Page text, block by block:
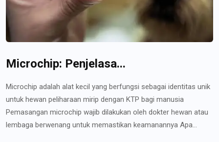
Microchip: Penjelasa...
Microchip adalah alat kecil yang berfungsi sebagai identitas unik
untuk hewan peliharaan mirip dengan KTP bagi manusia
Pemasangan microchip wajib dilakukan oleh dokter hewan atau
lembaga berwenang untuk memastikan keamanannya Apa...